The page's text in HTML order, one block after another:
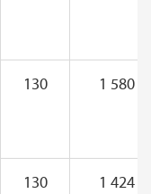
130 1 580
130 1 424